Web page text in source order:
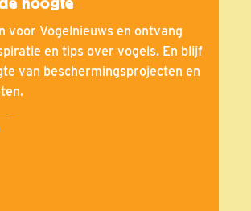
voor Vogelnieuws en ontvang
en tips over vogels. En blijf
van beschermingsprojecten en